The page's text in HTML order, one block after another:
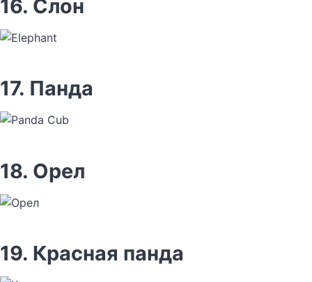
16. Слон
17. Панда
18. Орел
19. Красная панда